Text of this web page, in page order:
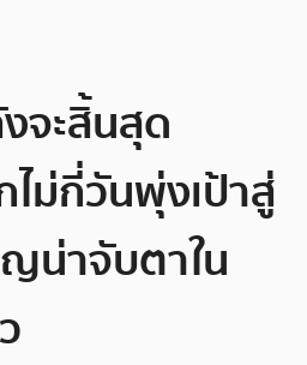
จะสิ้นสุด
ไม่กี่วันพุ่งเป้าสู่
น่าจับตาใน